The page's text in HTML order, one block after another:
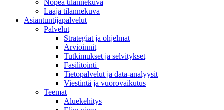
Nopea tilannekuva
Laaja tilannekuva
Asiantuntijapalvelut
Palvelut
Strategiat ja ohjelmat
Arvioinnit
Tutkimukset ja selvitykset
Fasilitointi
Tietopalvelut ja data-analyysit
Viestintä ja vuorovaikutus
Teemat
Aluekehitys